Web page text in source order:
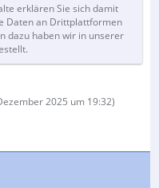
erklären Sie sich damit
Daten an Drittplattformen
dazu haben wir in unserer
2025 um 19:32)